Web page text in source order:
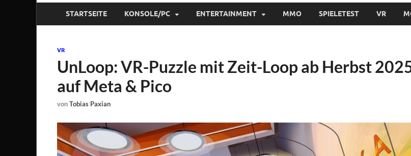
STARTSEITE KONSOLE/PC ENTERTAINMENT MMO SPIELETEST VR
VR
UnLoop: VR-Puzzle mit Zeit-Loop ab Herbst
auf Meta & Pico
vonTobias Paxian